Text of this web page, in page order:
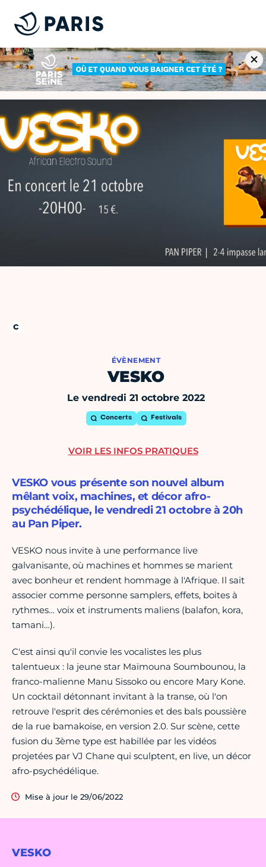
ÉVÈNEMENT
VESKO
Le vendredi 21 octobre 2022
Concerts Festivals
VESKO
VESKO vous présente son nouvel album
mêlant voix, machines, et décor afro-
psychédélique, le vendredi 21 octobre à 20h
au Pan Piper.
VESKO nous invite à une performance live
galvanisante, où machines et hommes se marient
avec bonheur et rendent hommage à l'Afrique. Il sait
associer comme personne samplers, effets, boites à
rythmes… voix et instruments maliens (balafon, kora,
tamani…).
C'est ainsi qu'il convie les vocalistes les plus
talentueux : la jeune star Maïmouna Soumbounou, la
franco-malienne Manu Sissoko ou encore Mary Kone.
Un cocktail détonnant invitant à la transe, où l'on
retrouve l'esprit des cérémonies et des bals poussière
de la rue bamakoise, en version 2.0. Sur scène, cette
fusion du 3ème type est habillée par les vidéos
projetées par VJ Chane qui sculptent, en live, un décor
afro-psychédélique.
Mise à jour le 29/06/2022
VOIR LES INFOS PRATIQUES